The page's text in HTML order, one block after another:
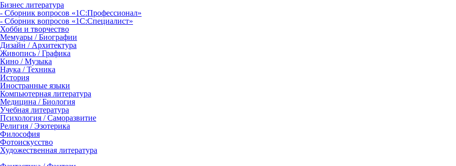
Бизнес литература
- Сборник вопросов «1С:Профессионал»
- Сборник вопросов «1С:Специалист»
Хобби и творчество
Мемуары / Биографии
Дизайн / Архитектура
Живопись / Графика
Кино / Музыка
Наука / Техника
История
Иностранные языки
Компьютерная литература
Медицина / Биология
Учебная литература
Психология / Саморазвитие
Религия / Эзотерика
Философия
Фотоискусство
Художественная литература